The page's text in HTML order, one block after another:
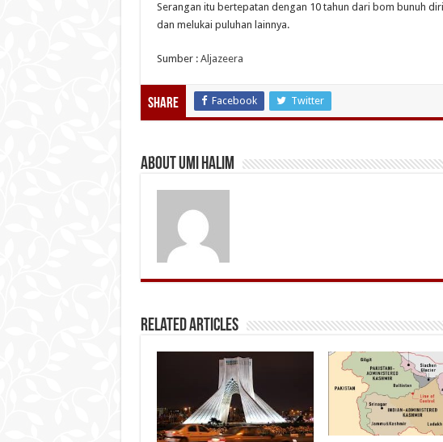
Serangan itu bertepatan dengan 10 tahun dari bom bunuh
dan melukai puluhan lainnya.
Sumber : Aljazeera
Share Facebook Twitter
About Umi Halim
Related Articles